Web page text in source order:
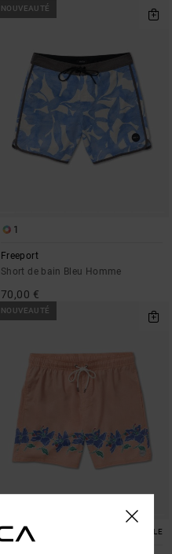
NOUVEAUTÉ
1
Freeport
Short de bain Bleu Homme
70,00 €
NOUVEAUTÉ
2 SUSTAINABLE